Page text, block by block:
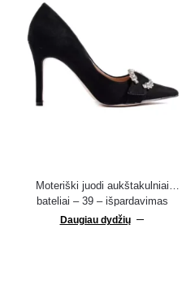
Moteriški juodi aukštakulniai
bateliai – 39 – išpardavimas
Daugiau dydžių